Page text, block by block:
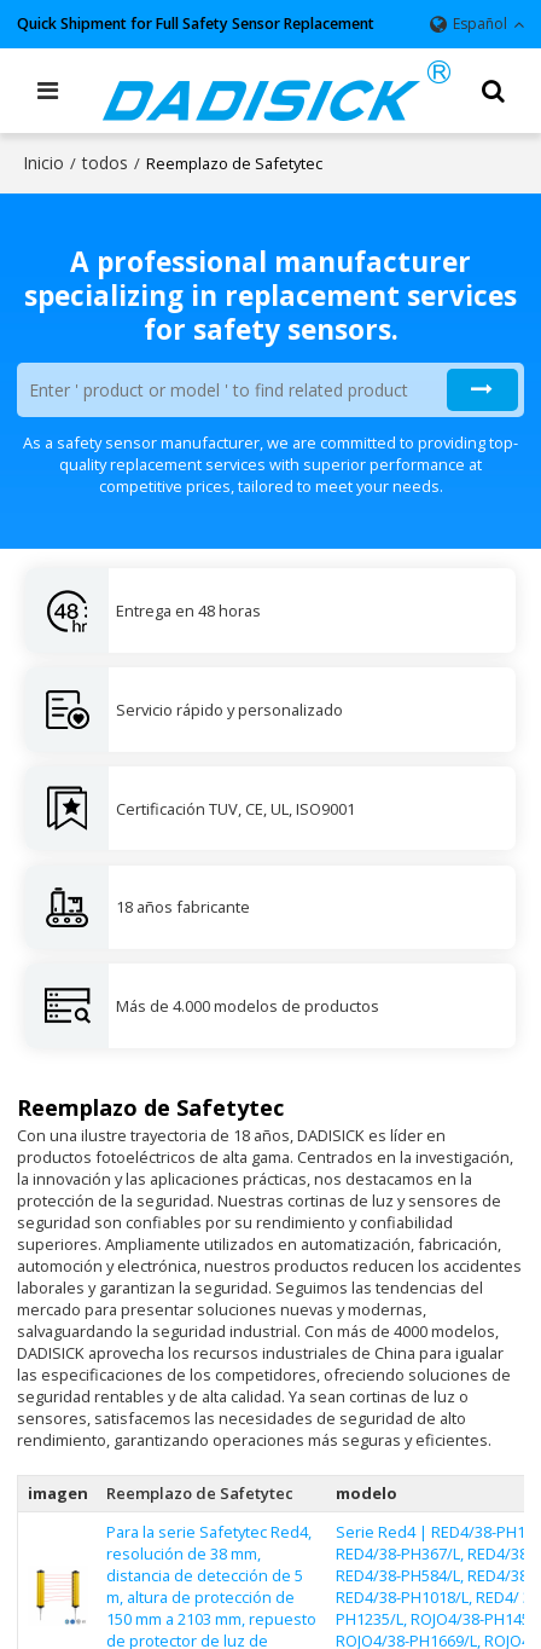
Quick Shipment for Full Safety Sensor Replacement Español
Inicio / todos / Reemplazo de Safetytec
A professional manufacturer
specializing in replacement services
for safety sensors.
As a safety sensor manufacturer, we are committed to providing top-
quality replacement services with superior performance at
competitive prices, tailored to meet your needs.
Entrega en 48 horas
Servicio rápido y personalizado
Certificación TUV, CE, UL, ISO9001
18 años fabricante
Más de 4.000 modelos de productos
Reemplazo de Safetytec
Con una ilustre trayectoria de 18 años, DADISICK es líder en
productos fotoeléctricos de alta gama. Centrados en la investigación,
la innovación y las aplicaciones prácticas, nos destacamos en la
protección de la seguridad. Nuestras cortinas de luz y sensores de
seguridad son confiables por su rendimiento y confiabilidad
superiores. Ampliamente utilizados en automatización, fabricación,
automoción y electrónica, nuestros productos reducen los accidentes
laborales y garantizan la seguridad. Seguimos las tendencias del
mercado para presentar soluciones nuevas y modernas,
salvaguardando la seguridad industrial. Con más de 4000 modelos,
DADISICK aprovecha los recursos industriales de China para igualar
las especificaciones de los competidores, ofreciendo soluciones de
seguridad rentables y de alta calidad. Ya sean cortinas de luz o
sensores, satisfacemos las necesidades de seguridad de alto
rendimiento, garantizando operaciones más seguras y eficientes.
imagen Reemplazo de Safetytec
modelo
Para la serie Safetytec Red4,
resolución de 38 mm,
distancia de detección de 5
m, altura de protección de
150 mm a 2103 mm, repuesto
de protector de luz de
Serie Red4 | RED4/38-
RED4/38-PH367/L, RED4/38-
RED4/38-PH584/L, RED4/38-
RED4/38-PH1018/L, RED4/
PH1235/L, ROJO4/38-
ROJO4/38-PH1669/L, ROJO4/